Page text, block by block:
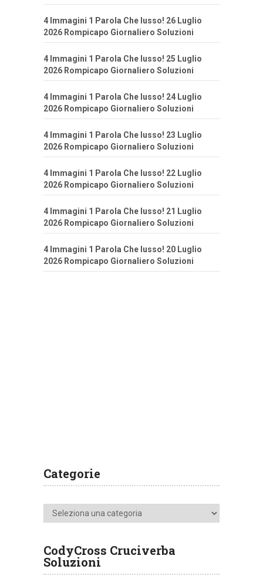
4 Immagini 1 Parola Che lusso! 26 Luglio
2026 Rompicapo Giornaliero Soluzioni
4 Immagini 1 Parola Che lusso! 25 Luglio
2026 Rompicapo Giornaliero Soluzioni
4 Immagini 1 Parola Che lusso! 24 Luglio
2026 Rompicapo Giornaliero Soluzioni
4 Immagini 1 Parola Che lusso! 23 Luglio
2026 Rompicapo Giornaliero Soluzioni
4 Immagini 1 Parola Che lusso! 22 Luglio
2026 Rompicapo Giornaliero Soluzioni
4 Immagini 1 Parola Che lusso! 21 Luglio
2026 Rompicapo Giornaliero Soluzioni
4 Immagini 1 Parola Che lusso! 20 Luglio
2026 Rompicapo Giornaliero Soluzioni
Categorie
Categorie
CodyCross Cruciverba
Soluzioni